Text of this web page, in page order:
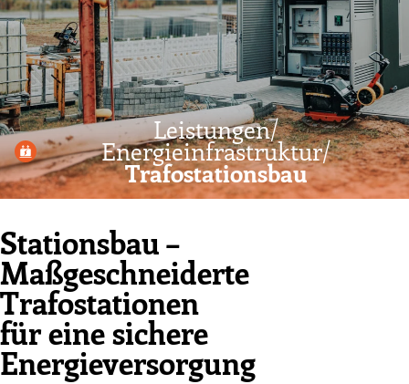
Leistungen/
Energieinfrastruktur/
Trafostationsbau
Stationsbau –
Maßgeschneiderte
Trafostationen
für eine sichere
Energieversorgung